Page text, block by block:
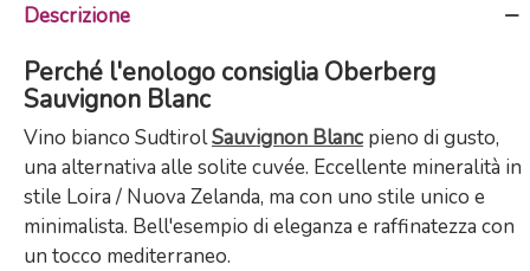
Descrizione
Perché l'enologo consiglia Oberberg
Sauvignon Blanc
Vino bianco SudtirolSauvignon Blanc pieno di gusto,
una alternativa alle solite cuvée. Eccellente mineralità in
stile Loira / Nuova Zelanda, ma con uno stile unico e
minimalista. Bell'esempio di eleganza e raffinatezza con
un tocco mediterraneo.